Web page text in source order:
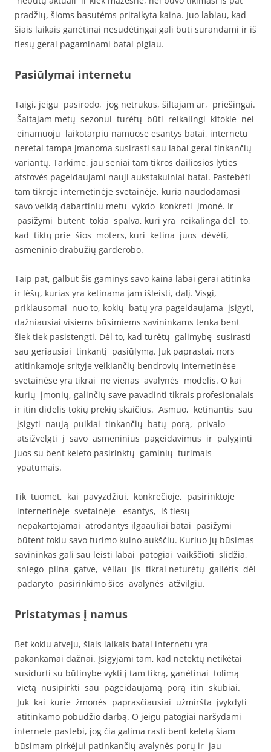
pradžių, šioms basutėms pritaikyta kaina. Juo labiau, kad
šiais laikais ganėtinai nesudėtingai gali būti surandami ir iš
tiesų gerai pagaminami batai pigiau.
Pasiūlymai internetu
Taigi, jeigu pasirodo, jog netrukus, šiltajam ar, priešingai.
Šaltajam metų sezonui turėtų būti reikalingi kitokie nei
einamuoju laikotarpiu namuose esantys batai, internetu
neretai tampa įmanoma susirasti sau labai gerai tinkančių
variantų. Tarkime, jau seniai tam tikros dailiosios lyties
atstovės pageidaujami nauji aukstakulniai batai. Pastebėti
tam tikroje internetinėje svetainėje, kuria naudodamasi
savo veiklą dabartiniu metu vykdo konkreti įmonė. Ir
pasižymi būtent tokia spalva, kuri yra reikalinga dėl to,
kad tiktų prie šios moters, kuri ketina juos dėvėti,
asmeninio drabužių garderobo.
Taip pat, galbūt šis gaminys savo kaina labai gerai atitinka
ir lėšų, kurias yra ketinama jam išleisti, dalį. Visgi,
priklausomai nuo to, kokių batų yra pageidaujama įsigyti,
dažniausiai visiems būsimiems savininkams tenka bent
šiek tiek pasistengti. Dėl to, kad turėtų galimybę susirasti
sau geriausiai tinkantį pasiūlymą. Juk paprastai, nors
atitinkamoje srityje veikiančių bendrovių internetinėse
svetainėse yra tikrai ne vienas avalynės modelis. O kai
kurių įmonių, galinčių save pavadinti tikrais profesionalais
ir itin didelis tokių prekių skaičius. Asmuo, ketinantis sau
įsigyti naują puikiai tinkančių batų porą, privalo
atsižvelgti į savo asmeninius pageidavimus ir palyginti
juos su bent keleto pasirinktų gaminių turimais
ypatumais.
Tik tuomet, kai pavyzdžiui, konkrečioje, pasirinktoje
internetinėje svetainėje esantys, iš tiesų
nepakartojamai atrodantys ilgaauliai batai pasižymi
būtent tokiu savo turimo kulno aukščiu. Kuriuo jų būsimas
savininkas gali sau leisti labai patogiai vaikščioti slidžia,
sniego pilna gatve, vėliau jis tikrai neturėtų gailėtis dėl
padaryto pasirinkimo šios avalynės atžvilgiu.
Pristatymas į namus
Bet kokiu atveju, šiais laikais batai internetu yra
pakankamai dažnai. Įsigyjami tam, kad netektų netikėtai
susidurti su būtinybe vykti į tam tikrą, ganėtinai tolimą
vietą nusipirkti sau pageidaujamą porą itin skubiai.
Juk kai kurie žmonės paprasčiausiai užmiršta įvykdyti
atitinkamo pobūdžio darbą. O jeigu patogiai naršydami
internete pastebi, jog čia galima rasti bent keletą šiam
būsimam pirkėjui patinkančių avalynės porų ir jau